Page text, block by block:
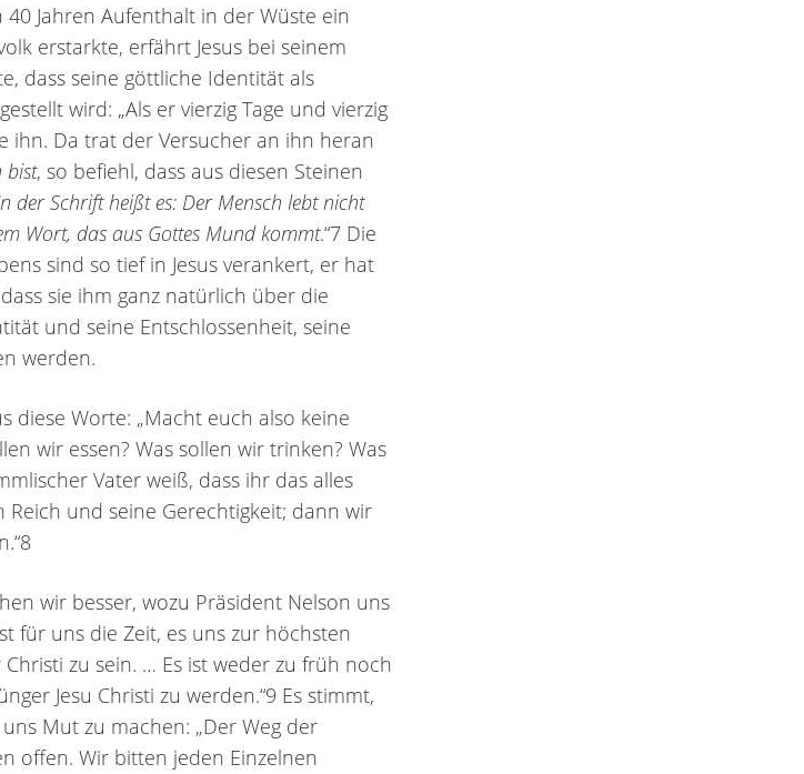
Jahren Aufenthalt in der Wüste ein
erstarkte, erfährt Jesus bei seinem
dass seine göttliche Identität als
wird: „Als er vierzig Tage und vierzig
ihn. Da trat der Versucher an ihn heran
bist, so befiehl, dass aus diesen Steinen
der Schrift heißt es: Der Mensch lebt nicht
Wort, das aus Gottes Mund kommt.“7 Die
sind so tief in Jesus verankert, er hat
sie ihm ganz natürlich über die
und seine Entschlossenheit, seine
werden.
diese Worte: „Macht euch also keine
wir essen? Was sollen wir trinken? Was
Vater weiß, dass ihr das alles
und seine Gerechtigkeit; dann wir
wir besser, wozu Präsident Nelson uns
für uns die Zeit, es uns zur höchsten
zu sein. … Es ist weder zu früh noch
Jesu Christi zu werden.“9 Es stimmt,
Mut zu machen: „Der Weg der
offen. Wir bitten jeden Einzelnen